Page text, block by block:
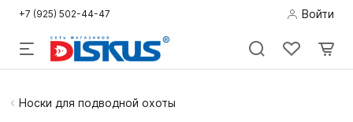
+7 (925) 502-44-47 Войти
Подводная
Носки для подводной охоты